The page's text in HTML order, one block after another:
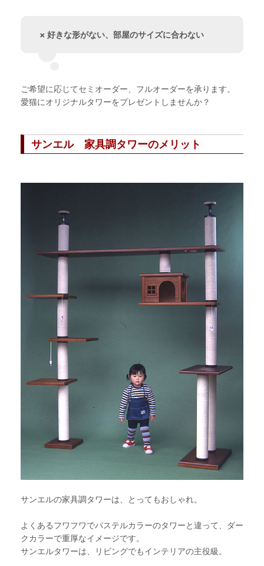
× 好きな形がない、部屋のサイズに合わない
ご希望に応じてセミオーダー、フルオーダーを承ります。
愛猫にオリジナルタワーをプレゼントしませんか？
サンエル 家具調タワーのメリット
サンエルの家具調タワーは、とってもおしゃれ。
よくあるフワフワでパステルカラーのタワーと違って、ダー
クカラーで重厚なイメージです。
サンエルタワーは、リビングでもインテリアの主役級。